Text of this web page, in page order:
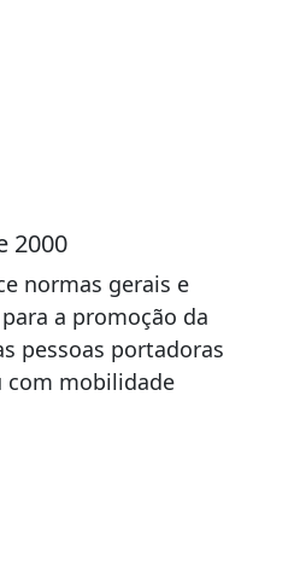
2000
normas gerais e
a promoção da
pessoas portadoras
com mobilidade